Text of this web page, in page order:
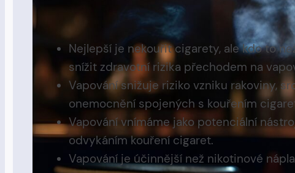
Nejlepší je nekouřit cigarety, ale kdo to
snížit zdravotní rizika přechodem na
Vapování snižuje riziko vzniku rakoviny,
onemocnění spojených s kouřením
Vapování vnímáme jako potenciální
odvykáním kouření cigaret.
Vapování je účinnější než nikotinové